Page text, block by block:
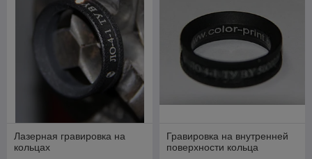
Лазерная гравировка на
кольцах
Гравировка на внутренней
поверхности кольца